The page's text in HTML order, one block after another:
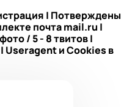
| Потверждены
почта mail.ru |
/ 5 - 8 твитов |
Useragent и Cookies в